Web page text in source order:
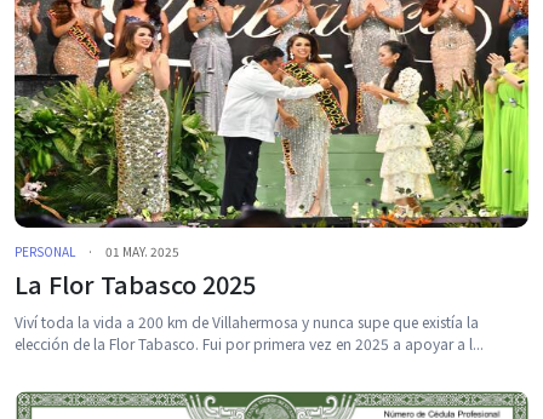
PERSONAL · 01 MAY. 2025
La Flor Tabasco 2025
Viví toda la vida a 200 km de Villahermosa y nunca supe que existía la
elección de la Flor Tabasco. Fui por primera vez en 2025 a apoyar a l...